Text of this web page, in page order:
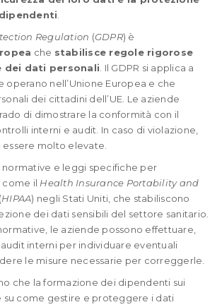
Regulation (GDPR) è
che stabilisce regole rigorose
dei dati personali . Il GDPR si applica a
nell’Unione Europea e che
dei cittadini dell’UE. Le aziende
di dimostrare la conformità con il
interni e audit. In caso di violazione,
essere molto elevate.
normative e leggi specifiche per
il Health Insurance Portability and
(HIPAA) negli Stati Uniti, che stabiliscono
dei dati sensibili del settore sanitario.
le aziende possono effettuare,
interni per individuare eventuali
le misure necessarie per correggerle.
che la formazione dei dipendenti sui
su come gestire e proteggere i dati